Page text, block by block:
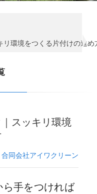
環境をつくる片付けの進め
スッキリ環境
同会社アイワクリーン
手をつければ